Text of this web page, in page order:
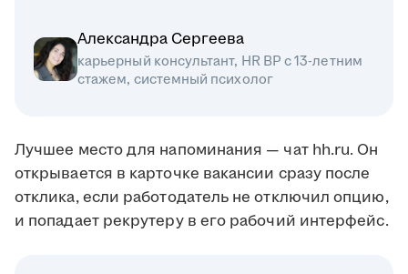
Александра Сергеева
карьерный консультант, HR BP с 13-летним
стажем, системный психолог
Лучшее место для напоминания — чат hh.ru. Он
открывается в карточке вакансии сразу после
отклика, если работодатель не отключил опцию,
и попадает рекрутеру в его рабочий интерфейс.